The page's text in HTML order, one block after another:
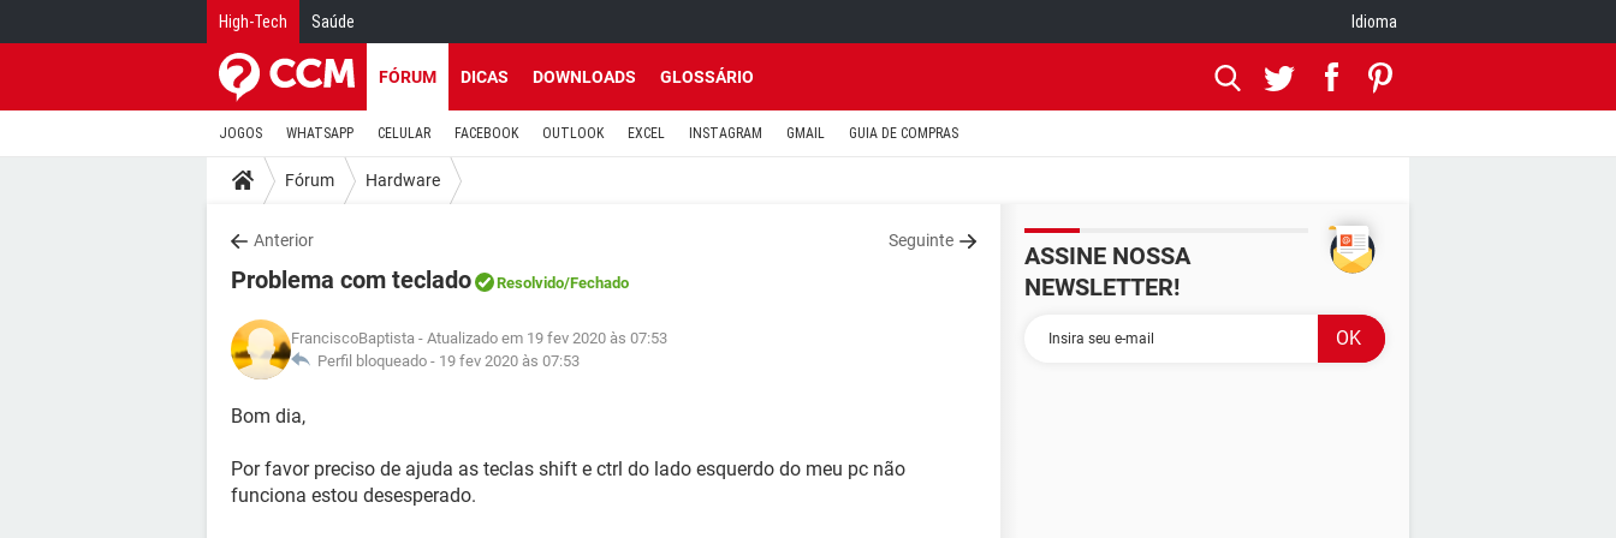
High-Tech Saúde Idioma
FÓRUM DICAS DOWNLOADS GLOSSÁRIO
JOGOS WHATSAPP CELULAR FACEBOOK OUTLOOK EXCEL INSTAGRAM GMAIL GUIA DE COMPRAS
Fórum Hardware
Anterior Seguinte
Problema com teclado Resolvido/Fechado
FranciscoBaptista - Atualizado em 19 fev 2020 às 07:53
Perfil bloqueado - 19 fev 2020 às 07:53
Bom dia,
Por favor preciso de ajuda as teclas shift e ctrl do lado esquerdo do meu pc não
funciona estou desesperado.
ASSINE NOSSA
NEWSLETTER!